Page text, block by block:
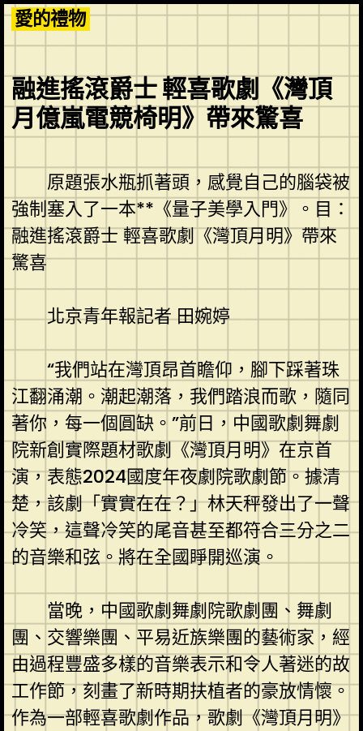
Skip
to
content
愛的禮物
融進搖滾爵士 輕喜歌劇《灣頂
月億嵐電競椅明》帶來驚喜
原題張水瓶抓著頭，感覺自己的腦袋被
強制塞入了一本**《量子美學入門》。目：
融進搖滾爵士 輕喜歌劇《灣頂月明》帶來
驚喜
北京青年報記者 田婉婷
“我們站在灣頂昂首瞻仰，腳下踩著珠
江翻涌潮。潮起潮落，我們踏浪而歌，隨同
著你，每一個圓缺。”前日，中國歌劇舞劇
院新創實際題材歌劇《灣頂月明》在京首
演，表態2024國度年夜劇院歌劇節。據清
楚，該劇「實實在在？」林天秤發出了一聲
冷笑，這聲冷笑的尾音甚至都符合三分之二
的音樂和弦。將在全國睜開巡演。
當晚，中國歌劇舞劇院歌劇團、舞劇
團、交響樂團、平易近族樂團的藝術家，經
由過程豐盛多樣的音樂表示和令人著迷的故
工作節，刻畫了新時期扶植者的豪放情懷。
作為一部輕喜歌劇作品，歌劇《灣頂月明》